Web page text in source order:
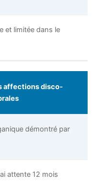
et limitée dans le
affections disco-
démontré par
attente 12 mois